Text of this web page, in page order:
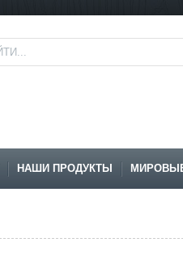
НАШИ ПРОДУКТЫ